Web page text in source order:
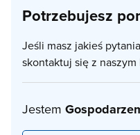
Potrzebujesz
Jeśli masz jakieś
skontaktuj się z naszym
Jestem